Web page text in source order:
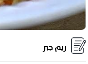
ريم جبر